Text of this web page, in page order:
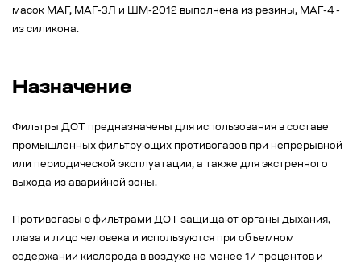
масок МАГ, МАГ-3Л и ШМ-2012 выполнена из резины, МАГ-4 -
из силикона.
Назначение
Фильтры ДОТ предназначены для использования в составе
промышленных фильтрующих противогазов при непрерывной
или периодической эксплуатации, а также для экстренного
выхода из аварийной зоны.
Противогазы с фильтрами ДОТ защищают органы дыхания,
глаза и лицо человека и используются при объемном
содержании кислорода в воздухе не менее 17 процентов и